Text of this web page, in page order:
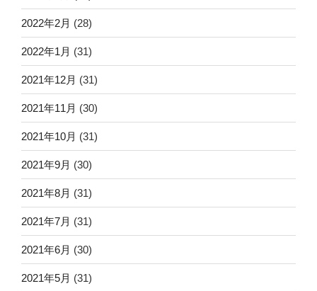
2022年2月 (28)
2022年1月 (31)
2021年12月 (31)
2021年11月 (30)
2021年10月 (31)
2021年9月 (30)
2021年8月 (31)
2021年7月 (31)
2021年6月 (30)
2021年5月 (31)